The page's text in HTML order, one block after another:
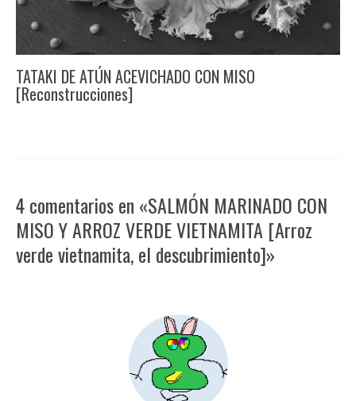
TATAKI DE ATÚN ACEVICHADO CON MISO
[Reconstrucciones]
4 comentarios en «SALMÓN MARINADO CON
MISO Y ARROZ VERDE VIETNAMITA [Arroz
verde vietnamita, el descubrimiento]»